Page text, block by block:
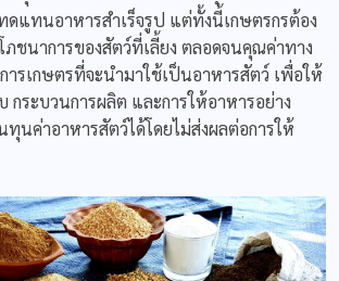
แทนอาหารสำเร็จรูป แต่ทั้งนี้เกษตรกรต้อง
ภชนาการของสัตว์ที่เลี้ยง ตลอดจนคุณค่าทาง
ารเกษตรที่จะนำมาใช้เป็นอาหารสัตว์ เพื่อให้
กระบวนการผลิต และการให้อาหารอย่าง
นค่าอาหารสัตว์ได้โดยไม่ส่งผลต่อการให้